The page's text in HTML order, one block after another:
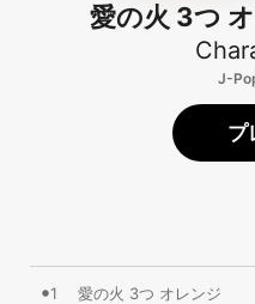
愛の火 3つ
J-
プ
1 愛の火 3つ オレンジ